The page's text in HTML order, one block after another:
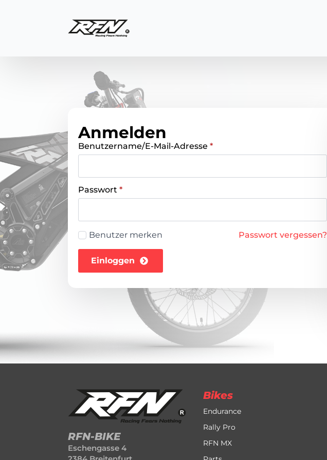
Anmelden
Benutzername/E-Mail-Adresse *
Passwort *
Benutzer merken Passwort vergessen?
Einloggen
RFN-BIKE
Eschengasse 4
Bikes
Endurance
Rally Pro
RFN MX